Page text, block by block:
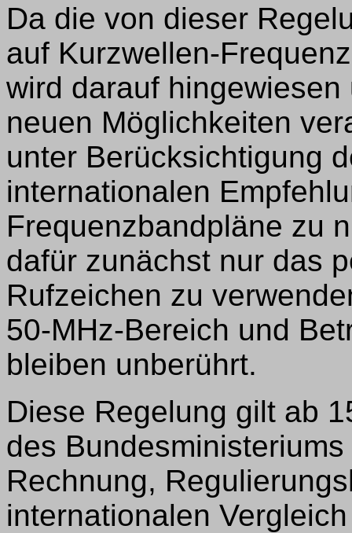
Da die von dieser
auf Kurzwellen-
wird darauf
neuen Möglichkeiten
unter Berücksichtigung
internationalen
Frequenzbandpläne zu
dafür zunächst nur das
Rufzeichen zu
50-MHz-Bereich und
bleiben unberührt.
Diese Regelung gilt ab
des
Rechnung,
internationalen